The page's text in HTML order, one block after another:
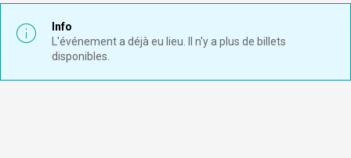
Info
L'événement a déjà eu lieu. Il n'y a plus de billets
disponibles.